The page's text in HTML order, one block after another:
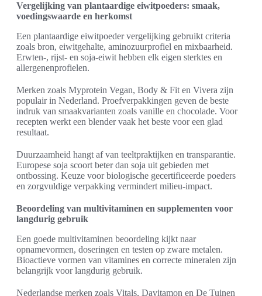
Vergelijking van plantaardige eiwitpoeders: smaak,
voedingswaarde en herkomst
Een plantaardige eiwitpoeder vergelijking gebruikt criteria
zoals bron, eiwitgehalte, aminozuurprofiel en mixbaarheid.
Erwten-, rijst- en soja-eiwit hebben elk eigen sterktes en
allergenenprofielen.
Merken zoals Myprotein Vegan, Body & Fit en Vivera zijn
populair in Nederland. Proefverpakkingen geven de beste
indruk van smaakvarianten zoals vanille en chocolade. Voor
recepten werkt een blender vaak het beste voor een glad
resultaat.
Duurzaamheid hangt af van teeltpraktijken en transparantie.
Europese soja scoort beter dan soja uit gebieden met
ontbossing. Keuze voor biologische gecertificeerde poeders
en zorgvuldige verpakking vermindert milieu-impact.
Beoordeling van multivitaminen en supplementen voor
langdurig gebruik
Een goede multivitaminen beoordeling kijkt naar
opnamevormen, doseringen en testen op zware metalen.
Bioactieve vormen van vitamines en correcte mineralen zijn
belangrijk voor langdurig gebruik.
Nederlandse merken zoals Vitals, Davitamon en De Tuinen